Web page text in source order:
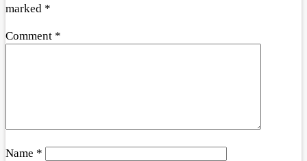
marked *
Comment *
Name *